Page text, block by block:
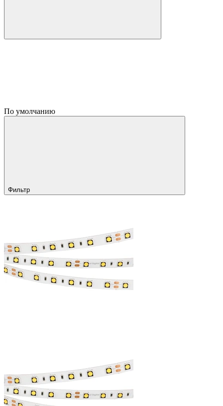
По умолчанию
Фильтр